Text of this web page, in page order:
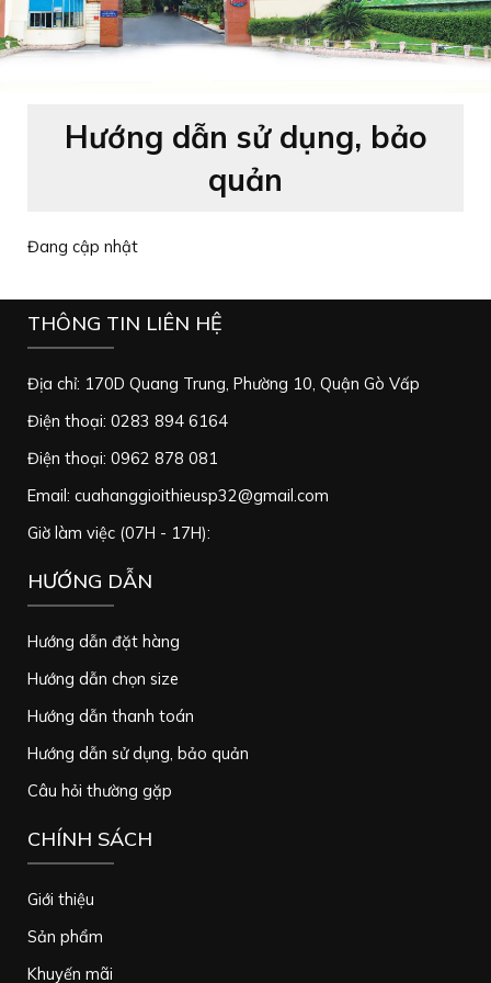
Hướng dẫn sử dụng, bảo
quản
Đang cập nhật
THÔNG TIN LIÊN HỆ
Địa chỉ: 170D Quang Trung, Phường 10, Quận Gò Vấp
Điện thoại: 0283 894 6164
Điện thoại: 0962 878 081
Email: cuahanggioithieusp32@gmail.com
Giờ làm việc (07H - 17H):
HƯỚNG DẪN
Hướng dẫn đặt hàng
Hướng dẫn chọn size
Hướng dẫn thanh toán
Hướng dẫn sử dụng, bảo quản
Câu hỏi thường gặp
CHÍNH SÁCH
Giới thiệu
Sản phẩm
Khuyến mãi